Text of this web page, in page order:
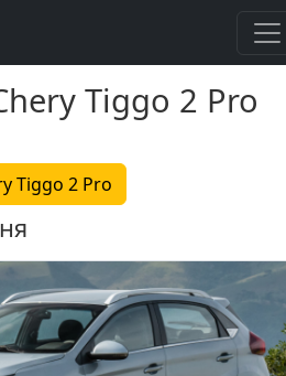
Tiggo 2 Pro
Tiggo 2 Pro